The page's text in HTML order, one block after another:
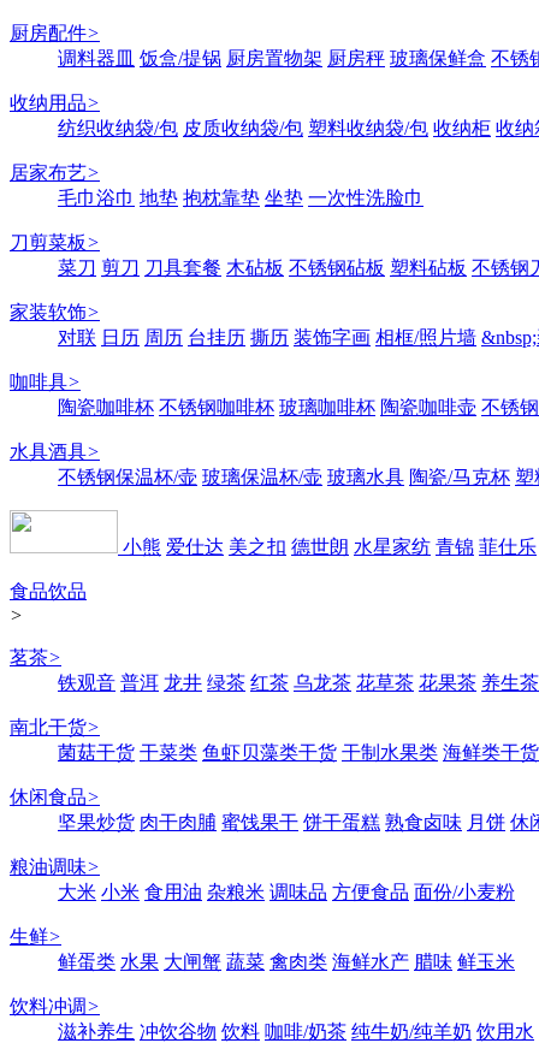
厨房配件>
调料器皿 饭盒/提锅 厨房置物架 厨房秤 玻璃保鲜盒 不锈
收纳用品>
纺织收纳袋/包 皮质收纳袋/包 塑料收纳袋/包 收纳柜 收纳
居家布艺>
毛巾浴巾 地垫 抱枕靠垫 坐垫 一次性洗脸巾
刀剪菜板>
菜刀 剪刀 刀具套餐 木砧板 不锈钢砧板 塑料砧板 不锈钢
家装软饰>
对联 日历 周历 台挂历 撕历 装饰字画 相框/照片墙
咖啡具>
陶瓷咖啡杯 不锈钢咖啡杯 玻璃咖啡杯 陶瓷咖啡壶 不锈
水具酒具>
不锈钢保温杯/壶 玻璃保温杯/壶 玻璃水具 陶瓷/马克杯 塑
小熊 爱仕达 美之扣 德世朗 水星家纺 青锦 菲仕乐
食品饮品
>
茗茶>
铁观音 普洱 龙井 绿茶 红茶 乌龙茶 花草茶 花果茶 养生茶
南北干货>
菌菇干货 干菜类 鱼虾贝藻类干货 干制水果类 海鲜类干货
休闲食品>
坚果炒货 肉干肉脯 蜜饯果干 饼干蛋糕 熟食卤味 月饼 休
粮油调味>
大米 小米 食用油 杂粮米 调味品 方便食品 面份/小麦粉
生鲜>
鲜蛋类 水果 大闸蟹 蔬菜 禽肉类 海鲜水产 腊味 鲜玉米
饮料冲调>
滋补养生 冲饮谷物 饮料 咖啡/奶茶 纯牛奶/纯羊奶 饮用水